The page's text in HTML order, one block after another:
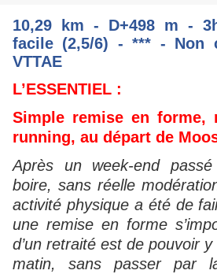
10,29 km - D+498 m -
facile (2,5/6) - *** - Non
VTTAE
L’ESSENTIEL :
Simple remise en forme,
running, au départ de
Après un week-end
boire, sans réelle
activité physique a été de
une remise en forme
d’un retraité est de pouvoir
matin, sans passer par la